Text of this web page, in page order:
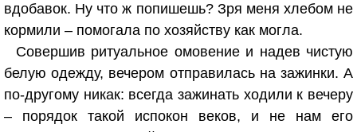
вдобавок. Ну что ж попишешь? Зря меня хлебом не
кормили – помогала по хозяйству как могла.
Совершив ритуальное омовение и надев чистую
белую одежду, вечером отправилась на зажинки. А
по-другому никак: всегда зажинать ходили к вечеру
– порядок такой испокон веков, и не нам его